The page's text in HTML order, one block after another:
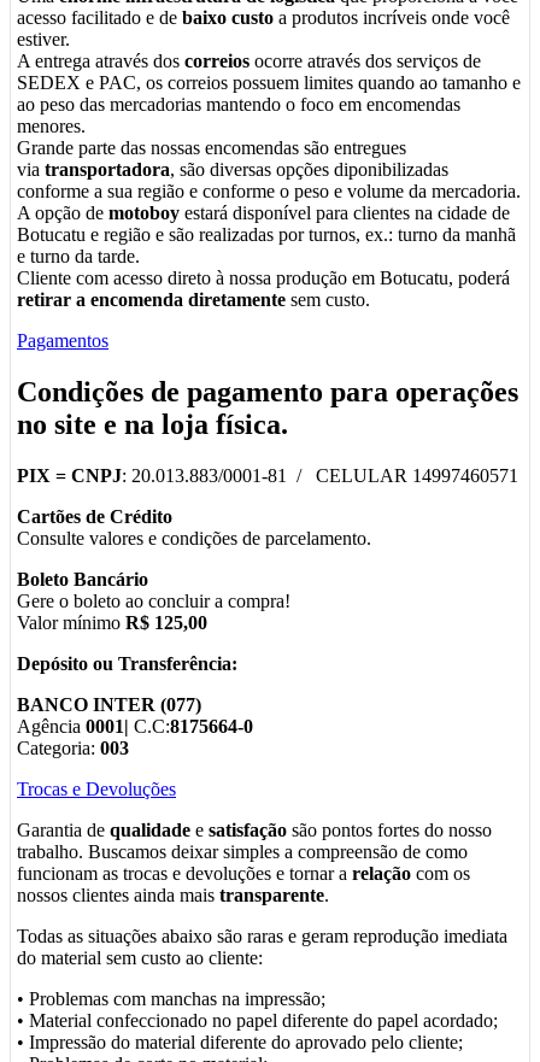
acesso facilitado e de baixo custo a produtos incríveis onde você
estiver.
A entrega através dos correios ocorre através dos serviços de
SEDEX e PAC, os correios possuem limites quando ao tamanho e
ao peso das mercadorias mantendo o foco em encomendas
menores.
Grande parte das nossas encomendas são entregues
via transportadora, são diversas opções diponibilizadas
conforme a sua região e conforme o peso e volume da mercadoria.
A opção de motoboy estará disponível para clientes na cidade de
Botucatu e região e são realizadas por turnos, ex.: turno da manhã
e turno da tarde.
Cliente com acesso direto à nossa produção em Botucatu, poderá
retirar a encomenda diretamente sem custo.
Pagamentos
Condições de pagamento para operações
no site e na loja física.
PIX = CNPJ: 20.013.883/0001-81 / CELULAR 14997460571
Cartões de Crédito
Consulte valores e condições de parcelamento.
Boleto Bancário
Gere o boleto ao concluir a compra!
Valor mínimo R$ 125,00
Depósito ou Transferência:
BANCO INTER (077)
Agência 0001| C.C:8175664-0
Categoria: 003
Trocas e Devoluções
Garantia de qualidade e satisfação são pontos fortes do nosso
trabalho. Buscamos deixar simples a compreensão de como
funcionam as trocas e devoluções e tornar a relação com os
nossos clientes ainda mais transparente.
Todas as situações abaixo são raras e geram reprodução imediata
do material sem custo ao cliente:
• Problemas com manchas na impressão;
• Material confeccionado no papel diferente do papel acordado;
• Impressão do material diferente do aprovado pelo cliente;